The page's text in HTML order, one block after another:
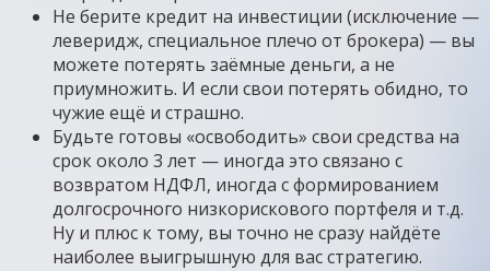
Не берите кредит на инвестиции (исключение —
леверидж, специальное плечо от брокера) — вы
можете потерять заёмные деньги, а не
приумножить. И если свои потерять обидно, то
чужие ещё и страшно.
Будьте готовы «освободить» свои средства на
срок около 3 лет — иногда это связано с
возвратом НДФЛ, иногда с формированием
долгосрочного низкорискового портфеля и т.д.
Ну и плюс к тому, вы точно не сразу найдёте
наиболее выигрышную для вас стратегию.